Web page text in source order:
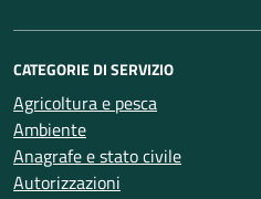
CATEGORIE DI SERVIZIO
Agricoltura e pesca
Ambiente
Anagrafe e stato civile
Autorizzazioni